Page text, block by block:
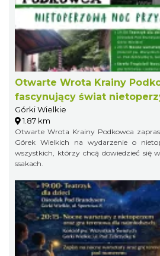
Otwarte Wrota Krainy
fascynujący świat
Górki Wielkie
1.87 km
Otwarte Wrota Krainy Podkowca
Górek Wielkich na wydarzenie o
wszystkich, którzy chcą dowiedzieć się
ssakach.